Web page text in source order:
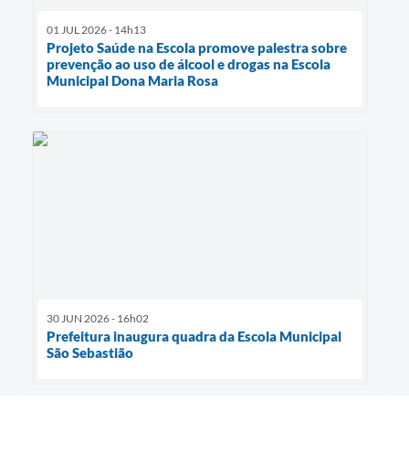
01 JUL 2026 - 14h13
Projeto Saúde na Escola promove palestra sobre
prevenção ao uso de álcool e drogas na Escola
Municipal Dona Maria Rosa
30 JUN 2026 - 16h02
Prefeitura inaugura quadra da Escola Municipal
São Sebastião